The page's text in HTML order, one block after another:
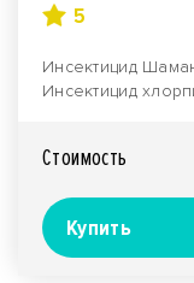
5
Инсектицид
Инсектицид
Стоимость
Купить